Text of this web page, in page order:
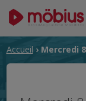
Accueil › Mercredi